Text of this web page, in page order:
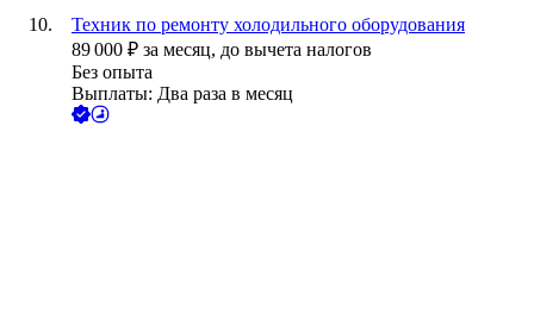
Техник по ремонту холодильного оборудования
89 000 ₽ за месяц, до вычета налогов
Без опыта
Выплаты: Два раза в месяц